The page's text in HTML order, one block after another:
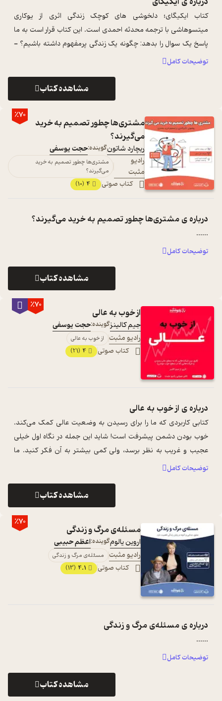
کتاب ایکیگای؛ دلخوشی های کوچک زندگی اثری از یوکاری
میتسوهاشی با ترجمه محدثه احمدی است. این کتاب قرار است به ما
پاسخ یک سوال را بدهد: چگونه یک زندگی پرمفهوم داشته باشیم؟ -
درباره کتاب ایکیگای؛ دلخوش ...
توضیحات کامل
مشاهده کتاب
٪70
مشتری‌ها چطور تصمیم به خرید
می‌گیرند؟
ریچارد شاتونگوینده:حجت یوسفی
رادیو
مثبت
مشتری‌ها چطور تصمیم به خرید
می‌گیرند؟
کتاب صوتی 4
(10)
درباره یمشتری‌ها چطور تصمیم به خرید می‌گیرند؟
...
...
توضیحات کامل
مشاهده کتاب
٪70
از خوب به عالی
جیم کالینزگوینده:حجت یوسفی
رادیو مثبت
از خوب به عالی
کتاب صوتی 4
(21)
درباره ی از خوب به عالی
کتابی کاربردی که ما را برای رسیدن به وضعیت عالی کمک می‌کند.
خوب بودن دشمن پیشرفت است! شاید این جمله در نگاه اول خیلی
عجیب و غریب به نظر برسد، ولی کمی بیشتر به آن فکر کنید. ما
مدرسه‌های عالی زیادی ن ...
توضیحات کامل
مشاهده کتاب
٪70
مسئله‌ی مرگ و زندگی
اروین یالومگوینده:اعظم حبیبی
رادیو مثبت
مسئله‌ی مرگ و زندگی
کتاب صوتی 4.1
(13)
درباره یمسئله‌ی مرگ و زندگی
...
...
توضیحات کامل
مشاهده کتاب